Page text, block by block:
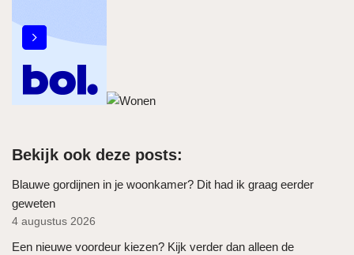
Bekijk ook deze posts:
Blauwe gordijnen in je woonkamer? Dit had ik graag eerder
geweten
4 augustus 2026
Een nieuwe voordeur kiezen? Kijk verder dan alleen de